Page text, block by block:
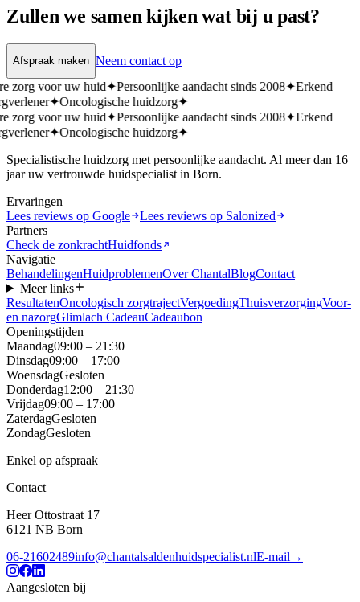
Zullen we samen kijken wat bij u past?
Afspraak maken Neem contact op
zorg voor uw huid✦Persoonlijke aandacht sinds 2008✦Erkend
✦Oncologische huidzorg✦
zorg voor uw huid✦Persoonlijke aandacht sinds 2008✦Erkend
✦Oncologische huidzorg✦
Specialistische huidzorg met persoonlijke aandacht. Al meer dan 16
jaar uw vertrouwde huidspecialist in Born.
Ervaringen
Lees reviews op Google
Lees reviews op Salonized
Partners
Check de zonkrachtHuidfonds
Navigatie
BehandelingenHuidproblemenOver ChantalBlogContact
Meer links
ResultatenOncologisch zorgtrajectVergoedingThuisverzorgingVoor-
en nazorgGlimlach CadeauCadeaubon
Openingstijden
Maandag09:00 – 21:30
Dinsdag09:00 – 17:00
WoensdagGesloten
Donderdag12:00 – 21:30
Vrijdag09:00 – 17:00
ZaterdagGesloten
ZondagGesloten
Enkel op afspraak
Contact
Heer Ottostraat 17
6121 NB Born
06-21602489info@chantalsaldenhuidspecialist.nlE-mail →
Aangesloten bij